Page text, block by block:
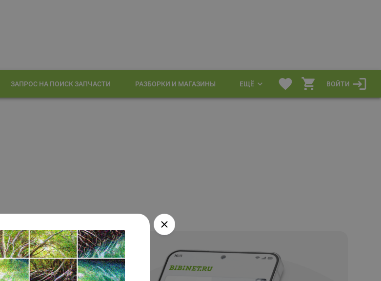
ЗАПРОС НА ПОИСК ЗАПЧАСТИ РАЗБОРКИ И МАГАЗИНЫ ЕЩЁ ВОЙТИ